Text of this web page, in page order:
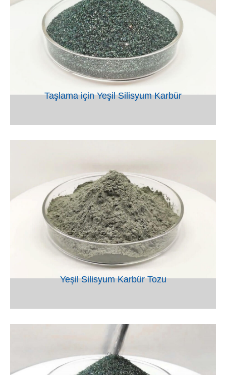
VIEW
Taşlama için Yeşil Silisyum Karbür
VIEW
Yeşil Silisyum Karbür Tozu